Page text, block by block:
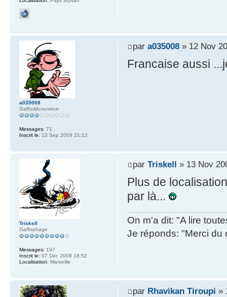
par a035008» 12 Nov
Francaise aussi
a035008
Gaffodécouvreur
Messages: 71
Inscrit le: 13 Sep 2009 21:12
par Triskell » 13 Nov
Plus de
par là...
On m'a dit: "A lire
Je réponds: "Merci du
Triskell
Gaffophage
Messages: 197
Inscrit le: 07 Déc 2008 18:52
Localisation: Marseille
par Rhavikan Tiroupi »